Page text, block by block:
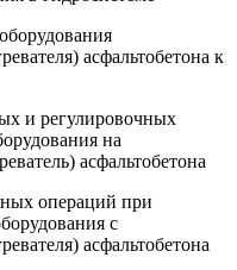
асфальтобетона к
и регулировочных
на
асфальтобетона
операций при
с
асфальтобетона